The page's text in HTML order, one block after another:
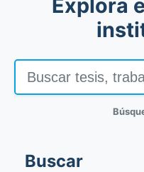
Explora
Buscar